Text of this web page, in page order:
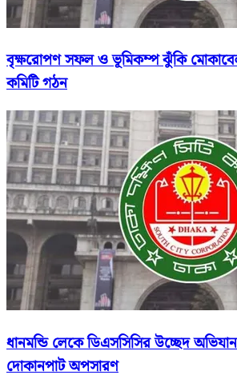
বৃক্ষরোপণ সফল ও ভূমিকম্প ঝুঁকি
কমিটি গঠন
ধানমন্ডি লেকে ডিএসসিসির উচ্ছেদ
দোকানপাট অপসারণ